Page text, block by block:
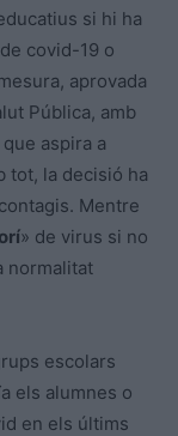
si hi ha
covid-19 o
aprovada
Pública, amb
aspira a
tot, la decisió ha
Mentre
» de virus si no
normalitat
escolars
els alumnes o
en els últims